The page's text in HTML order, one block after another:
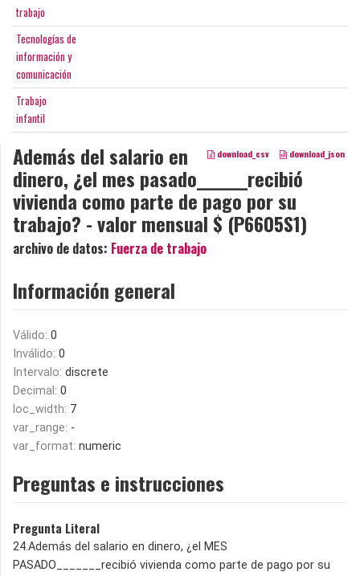
trabajo
Tecnologías de
información y
comunicación
Trabajo
infantil
download_csv download_json
Además del salario en
dinero, ¿el mes pasado_______recibió
vivienda como parte de pago por su
trabajo? - valor mensual $ (P6605S1)
archivo de datos: Fuerza de trabajo
Información general
Válido: 0
Inválido: 0
Intervalo: discrete
Decimal: 0
loc_width: 7
var_range: -
var_format: numeric
Preguntas e instrucciones
Pregunta Literal
24.Además del salario en dinero, ¿el MES
PASADO_______recibió vivienda como parte de pago por su